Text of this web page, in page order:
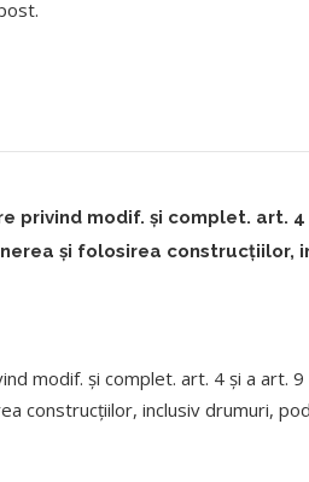
modif. și complet. art. 4
şi folosirea construcţiilor,
modif. și complet. art. 4 și a art. 9
construcţiilor, inclusiv drumuri,